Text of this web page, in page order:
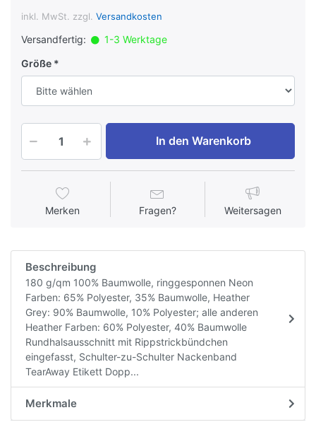
inkl. MwSt. zzgl. Versandkosten
Versandfertig:
1-3 Werktage
Größe
In den Warenkorb
Merken Fragen? Weitersagen
Beschreibung
180 g/qm 100% Baumwolle, ringgesponnen Neon
Farben: 65% Polyester, 35% Baumwolle, Heather
Grey: 90% Baumwolle, 10% Polyester; alle anderen
Heather Farben: 60% Polyester, 40% Baumwolle
Rundhalsausschnitt mit Rippstrickbündchen
eingefasst, Schulter-zu-Schulter Nackenband
TearAway Etikett Dopp...
Merkmale